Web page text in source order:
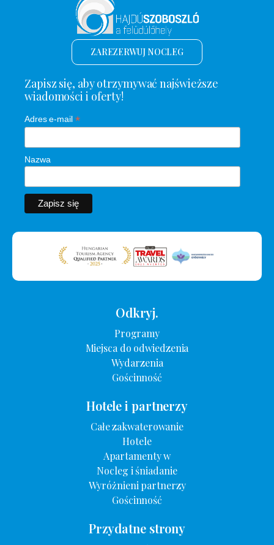
ZAREZERWUJ NOCLEG
Zapisz się, aby otrzymywać najświeższe
wiadomości i oferty!
Adres e-mail *
Nazwa
Odkryj.
Programy
Miejsca do odwiedzenia
Wydarzenia
Gościnność
Hotele i partnerzy
Całe zakwaterowanie
Hotele
Apartamenty w
Nocleg i śniadanie
Wyróżnieni partnerzy
Gościnność
Przydatne strony